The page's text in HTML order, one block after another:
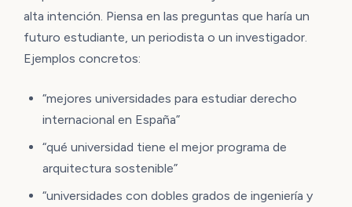
alta intención. Piensa en las preguntas que haría un
futuro estudiante, un periodista o un investigador.
Ejemplos concretos:
“mejores universidades para estudiar derecho
internacional en España”
“qué universidad tiene el mejor programa de
arquitectura sostenible”
“universidades con dobles grados de ingeniería y